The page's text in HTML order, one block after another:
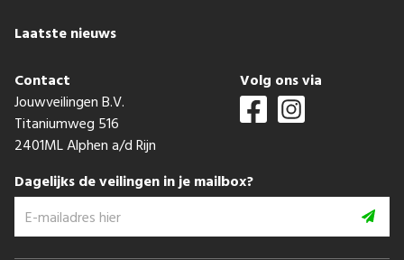
Laatste nieuws
Contact
Jouwveilingen B.V.
Titaniumweg 516
2401ML Alphen a/d Rijn
Volg ons via
Dagelijks de veilingen in je mailbox?